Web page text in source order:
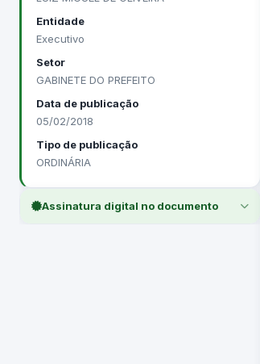
Entidade
Executivo
Setor
GABINETE DO PREFEITO
Data de publicação
05/02/2018
Tipo de publicação
ORDINÁRIA
Assinatura digital no documento